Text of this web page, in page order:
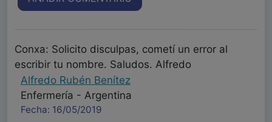
Conxa: Solicito disculpas, cometí un error al
escribir tu nombre. Saludos. Alfredo
Alfredo Rubén Benítez
Enfermería - Argentina
Fecha: 16/05/2019